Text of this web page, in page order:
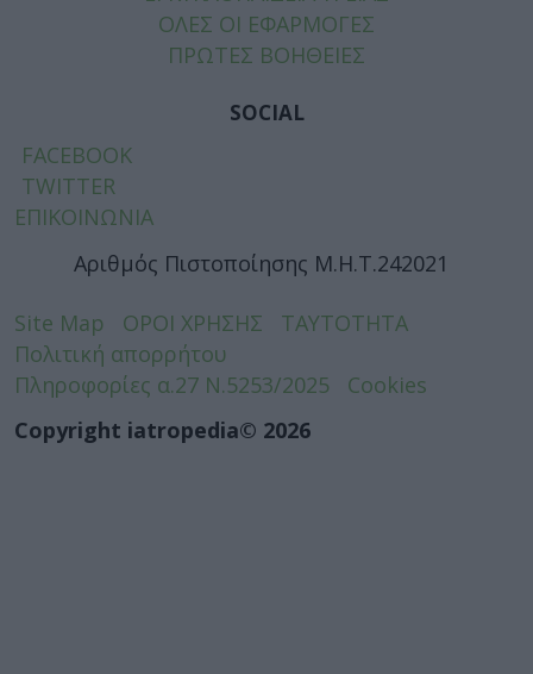
ΟΛΕΣ ΟΙ ΕΦΑΡΜΟΓΕΣ
ΠΡΩΤΕΣ ΒΟΗΘΕΙΕΣ
SOCIAL
FACEBOOK
TWITTER
ΕΠΙΚΟΙΝΩΝΙΑ
Αριθμός Πιστοποίησης Μ.Η.Τ.242021
Site Map ΟΡΟΙ ΧΡΗΣΗΣ
ΤΑΥΤΟΤΗΤΑ
Πολιτική απορρήτου
Πληροφορίες α.27 Ν.5253/2025
Cookies
Copyright iatropedia© 2026